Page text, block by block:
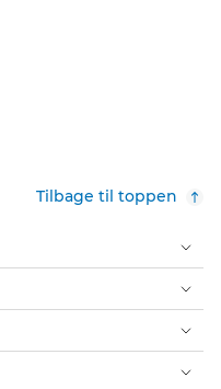
Tilbage til toppen